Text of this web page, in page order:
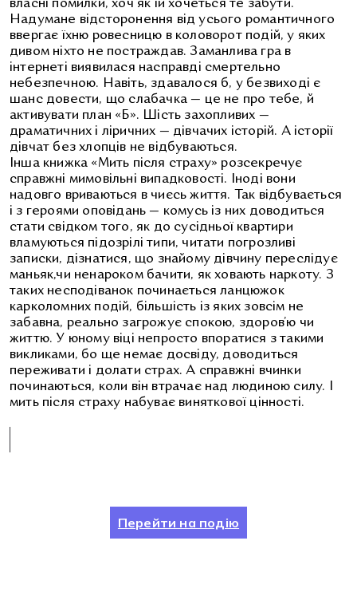
власні помилки, хоч як їй хочеться те забути.
Надумане відсторонення від усього романтичного
ввергає їхню ровесницю в коловорот подій, у яких
дивом ніхто не постраждав. Заманлива гра в
інтернеті виявилася насправді смертельно
небезпечною. Навіть, здавалося б, у безвиході є
шанс довести, що слабачка — це не про тебе, й
активувати план «Б». Шість захопливих —
драматичних і ліричних — дівчачих історій. А історії
дівчат без хлопців не відбуваються.
Інша книжка «Мить після страху» розсекречує
справжні мимовільні випадковості. Іноді вони
надовго вриваються в чиєсь життя. Так відбувається
і з героями оповідань — комусь із них доводиться
стати свідком того, як до сусідньої квартири
вламуються підозрілі типи, читати погрозливі
записки, дізнатися, що знайому дівчину переслідує
маньяк,чи ненароком бачити, як ховають наркоту. З
таких несподіванок починається ланцюжок
карколомних подій, більшість із яких зовсім не
забавна, реально загрожує спокою, здоров’ю чи
життю. У юному віці непросто впоратися з такими
викликами, бо ще немає досвіду, доводиться
переживати і долати страх. А справжні вчинки
починаються, коли він втрачає над людиною силу. І
мить після страху набуває виняткової цінності.
Перейти на подію